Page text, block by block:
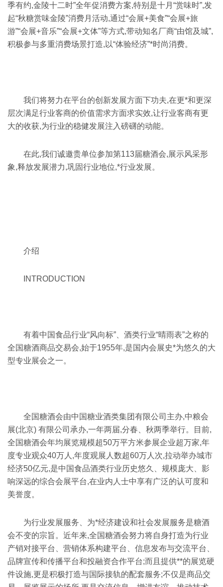
季有约,金陵十二时”全年促消费方案,特别是十月“赏味时”,发
起“秋糖赏味金陵”消费月活动,通过“会展+美食”“会展+旅
游”“会展+音乐”“会展+文体”等方式,带动知名厂商“由馆及城”,
积极参与多重消费场景打造,以“体验经济”*时尚消费。
我们将努力在平台的创新发展方面下功夫,在更*和更深
层次满足行业客商的价值需求方面求实效,让行业客商有更
大的收获,为行业的稳健发展注入磅礴的动能。
在此,我们诚邀贵单位参加第113届糖酒会,展示风采形
象,释放发展潜力,巩固行业地位,*行业发展。
介绍
INTRODUCTION
有着中国食品行业“风向标”、酒类行业“晴雨表”之称的
全国糖酒商品交易会,始于1955年,是国内会展史*为悠久的大
型专业展会之一。
全国糖酒会由中国糖业酒类集团有限公司主办,中粮会
展(北京) 有限公司承办,一年两届,分春、秋两季举行。目前,
全国糖酒会年均展览规模超50万平方米参展企业超万家,年
度专业观众40万人,年度观展人数超60万人次,拉动举办城市
经济50亿元,是中国食品酒类行业历史悠久、规模庞大、影
响深远的综合会展平台,在业内人士中享有广泛的认可度和
美誉度。
为行业发展服务、为*经济建设和社会发展服务是糖酒
会不变的宗旨。近年来,全国糖酒会努力将自身打造为行业
产销对接平台、营销体系构建平台、信息发布与交流平台、
品牌宣传和传播平台和投融资合作平台;而且提供**的展览硬
件设施,更是积极打造与国际接轨的配套服务;不仅是商品交